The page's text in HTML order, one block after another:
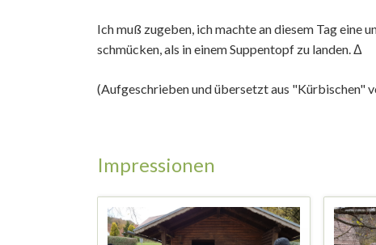
Ich muß zugeben, ich machte an diesem Tag eine
schmücken, als in einem Suppentopf zu landen. Δ
(Aufgeschrieben und übersetzt aus "Kürbischen"
Impressionen